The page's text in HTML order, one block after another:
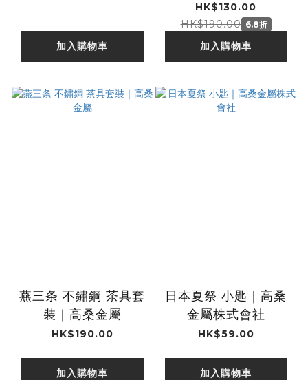
加入購物車
HK$130.00
HK$190.00 6.8折
加入購物車
燕三条 不鏽鋼 茶具套
裝｜高桑金屬
HK$190.00
加入購物車
日本夏祭 小匙｜高桑
金屬株式會社
HK$59.00
加入購物車